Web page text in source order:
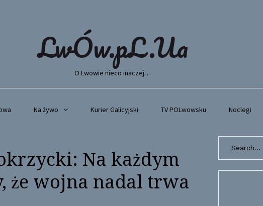
LwÓw.pL.Ua
O Lwowie nieco inaczej…
Na żywo Kurier Galicyjski TV POLwowsku Noclegi
Na każdym
że wojna nadal trwa